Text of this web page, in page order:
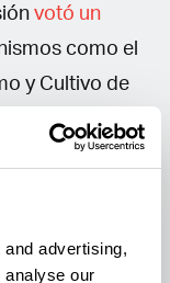
advertising,
analyse our
votó un
como el
y Cultivo de
se incluya el
mayo de